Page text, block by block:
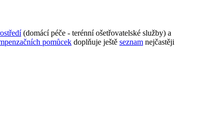
(domácí péče - terénní ošetřovatelské služby) a
pomůcek doplňuje ještě seznam nejčastěji